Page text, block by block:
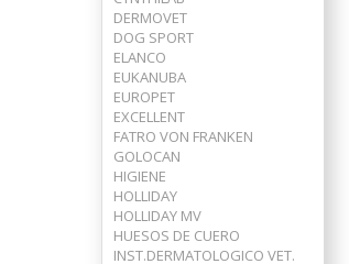
DERMOVET
DOG SPORT
ELANCO
EUKANUBA
EUROPET
EXCELLENT
FATRO VON FRANKEN
GOLOCAN
HIGIENE
HOLLIDAY
HOLLIDAY MV
HUESOS DE CUERO
INST.DERMATOLOGICO VET.